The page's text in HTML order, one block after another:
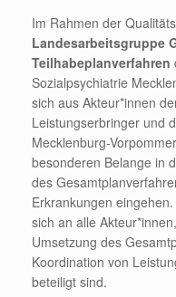
Im Rahmen der
Landesarbeitsgruppe
Teilhabeplanverfahren
Sozialpsychiatrie
sich aus Akteur*innen
Leistungserbringer und
Mecklenburg-
besonderen Belange in
des
Erkrankungen
sich an alle
Umsetzung des
Koordination von
beteiligt sind.